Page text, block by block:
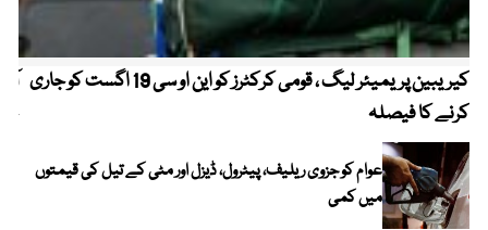
کیریبین پریمیئر لیگ ، قومی کرکٹرز کو این او سی 19 اگست کو جاری
کرنے کا فیصلہ
عوام کو جزوی ریلیف، پیٹرول، ڈیزل اور مٹی کے تیل کی قیمتوں
میں کمی